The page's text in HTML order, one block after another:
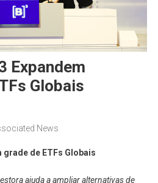
Expandem
Globais
News
grade de ETFs Globais
ajuda a ampliar alternativas de